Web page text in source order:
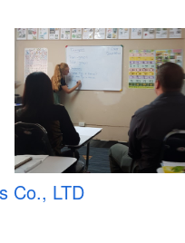
Co., LTD